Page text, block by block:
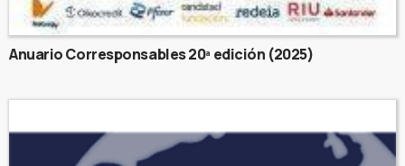
Anuario Corresponsables 20ª edición (2025)